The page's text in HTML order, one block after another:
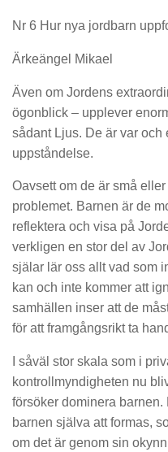
Nr 6 Hur nya jordbarn
Ärkeängel Mikael
Även om Jordens
ögonblick – upplever
sådant Ljus. De är var och
uppståndelse.
Oavsett om de är små
problemet. Barnen är de
reflektera och visa på
verkligen en stor del av
själar lär oss allt vad som
kan och inte kommer att
samhällen inser att de
för att framgångsrikt ta
I såväl stor skala som i
kontrollmyndigheten nu
försöker dominera
barnen själva att formas,
om det är genom sin